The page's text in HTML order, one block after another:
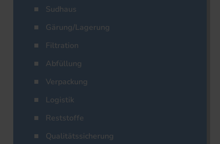
Sudhaus
Gärung/Lagerung
Filtration
Abfüllung
Verpackung
Logistik
Reststoffe
Qualitätssicherung